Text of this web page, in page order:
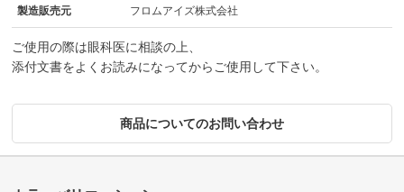
製造販売元 フロムアイズ株式会社
ご使用の際は眼科医に相談の上、
添付文書をよくお読みになってからご使用して下さい。
商品についてのお問い合わせ